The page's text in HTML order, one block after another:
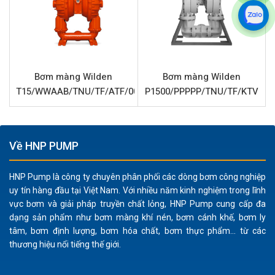
Cao su Neoprene
Chất rắn qua bơm tối đa
6.4 mm (1/4″)
Đặc điểm nổi bật Wilden
P8/AAAPP/NES/NE/NE/0014
Bơm màng Wilden P8/AAAPP/NES/NE/NE/0014 được
chế tạo từ hợp kim nhôm chắc chắn cho phần vỏ, mang
lại khả năng chống ăn mòn và độ bền cao trong môi
trường công nghiệp khắc nghiệt.
Phần trung tâm của bơm kết hợp nhựa Polypropylene và
hợp kim nhôm, tối ưu hóa hiệu suất và giảm trọng lượng.
Màng, bi và đế bi làm từ cao su Neoprene, vật liệu có khả
năng chịu mài mòn tốt, kháng hóa chất ở mức độ nhất
định và độ bền cơ học cao, phù hợp cho việc bơm các
Bơm màng Wilden
T15/WWAAB/TNU/TF/ATF/0014
Bơm màng Wilden
P1500/PPPPP/TNU/TF/KTV
Về HNP PUMP
HNP Pump là công ty chuyên phân phối các dòng bơm công nghiệp
uy tín hàng đầu tại Việt Nam. Với nhiều năm kinh nghiệm trong lĩnh
vực bơm và giải pháp truyền chất lỏng, HNP Pump cung cấp đa
dạng sản phẩm như bơm màng khí nén, bơm cánh khế, bơm ly
tâm, bơm định lượng, bơm hóa chất, bơm thực phẩm... từ các
thương hiệu nổi tiếng thế giới.